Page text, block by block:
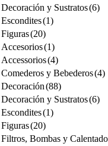
Decoración y Sustratos(6)
Escondites(1)
Figuras(20)
Accesorios(1)
Accessorios(4)
Comederos y Bebederos(4)
Decoración(88)
Decoración y Sustratos(6)
Escondites(1)
Figuras(20)
Filtros, Bombas y